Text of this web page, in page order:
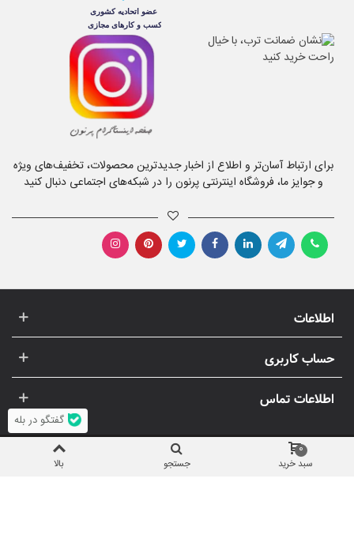
برای ارتباط آسان‌تر و اطلاع از اخبار جدیدترین محصولات، تخفیف‌های ویژه
و جوایز ما، فروشگاه اینترنتی پرنون را در شبکه‌های اجتماعی دنبال کنید
اطلاعات
حساب کاربری
اطلاعات تماس
سبد خرید
0
جستجو بالا
گفتگو در بله